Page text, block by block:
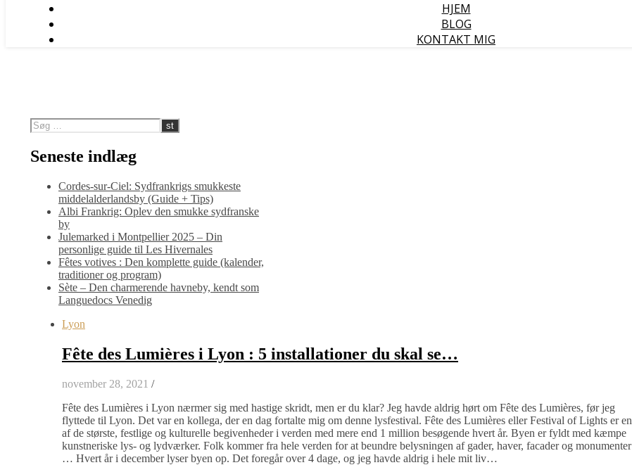
HJEM
BLOG
KONTAKT MIG
Seneste indlæg
Cordes-sur-Ciel: Sydfrankrigs smukkeste
middelalderlandsby (Guide + Tips)
Albi Frankrig: Oplev den smukke sydfranske
by
Julemarked i Montpellier 2025 – Din
personlige guide til Les Hivernales
Fêtes votives : Den komplette guide (kalender,
traditioner og program)
Sète – Den charmerende havneby, kendt som
Languedocs Venedig
Lyon
Fête des Lumières i Lyon : 5 installationer du skal se…
november 28, 2021 /
Fête des Lumières i Lyon nærmer sig med hastige skridt, men er du klar? Jeg havde aldrig hørt om Fête des Lumières, før jeg
flyttede til Lyon. Det var en kollega, der en dag fortalte mig om denne lysfestival. Fête des Lumières eller Festival of Lights er en
af de største, festlige og kulturelle begivenheder i verden med mere end 1 million besøgende hvert år. Byen er fyldt med kæmpe
kunstneriske lys- og lydværker. Folk kommer fra hele verden for at beundre belysningen af gader, haver, facader og monumenter
… Hvert år i december lyser byen op. Det foregår over 4 dage, og jeg havde aldrig i hele mit liv…